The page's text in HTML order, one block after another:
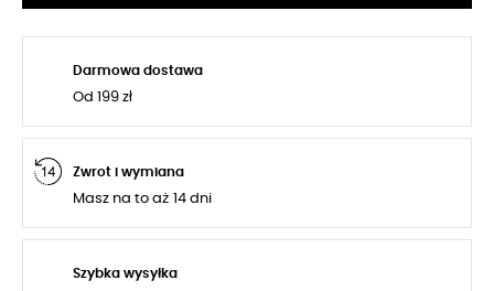
Darmowa dostawa
Od 199 zł
Zwrot i wymiana
Masz na to aż 14 dni
Szybka wysyłka